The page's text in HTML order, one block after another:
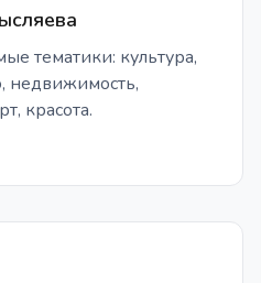
тематики: культура,
недвижимость,
красота.